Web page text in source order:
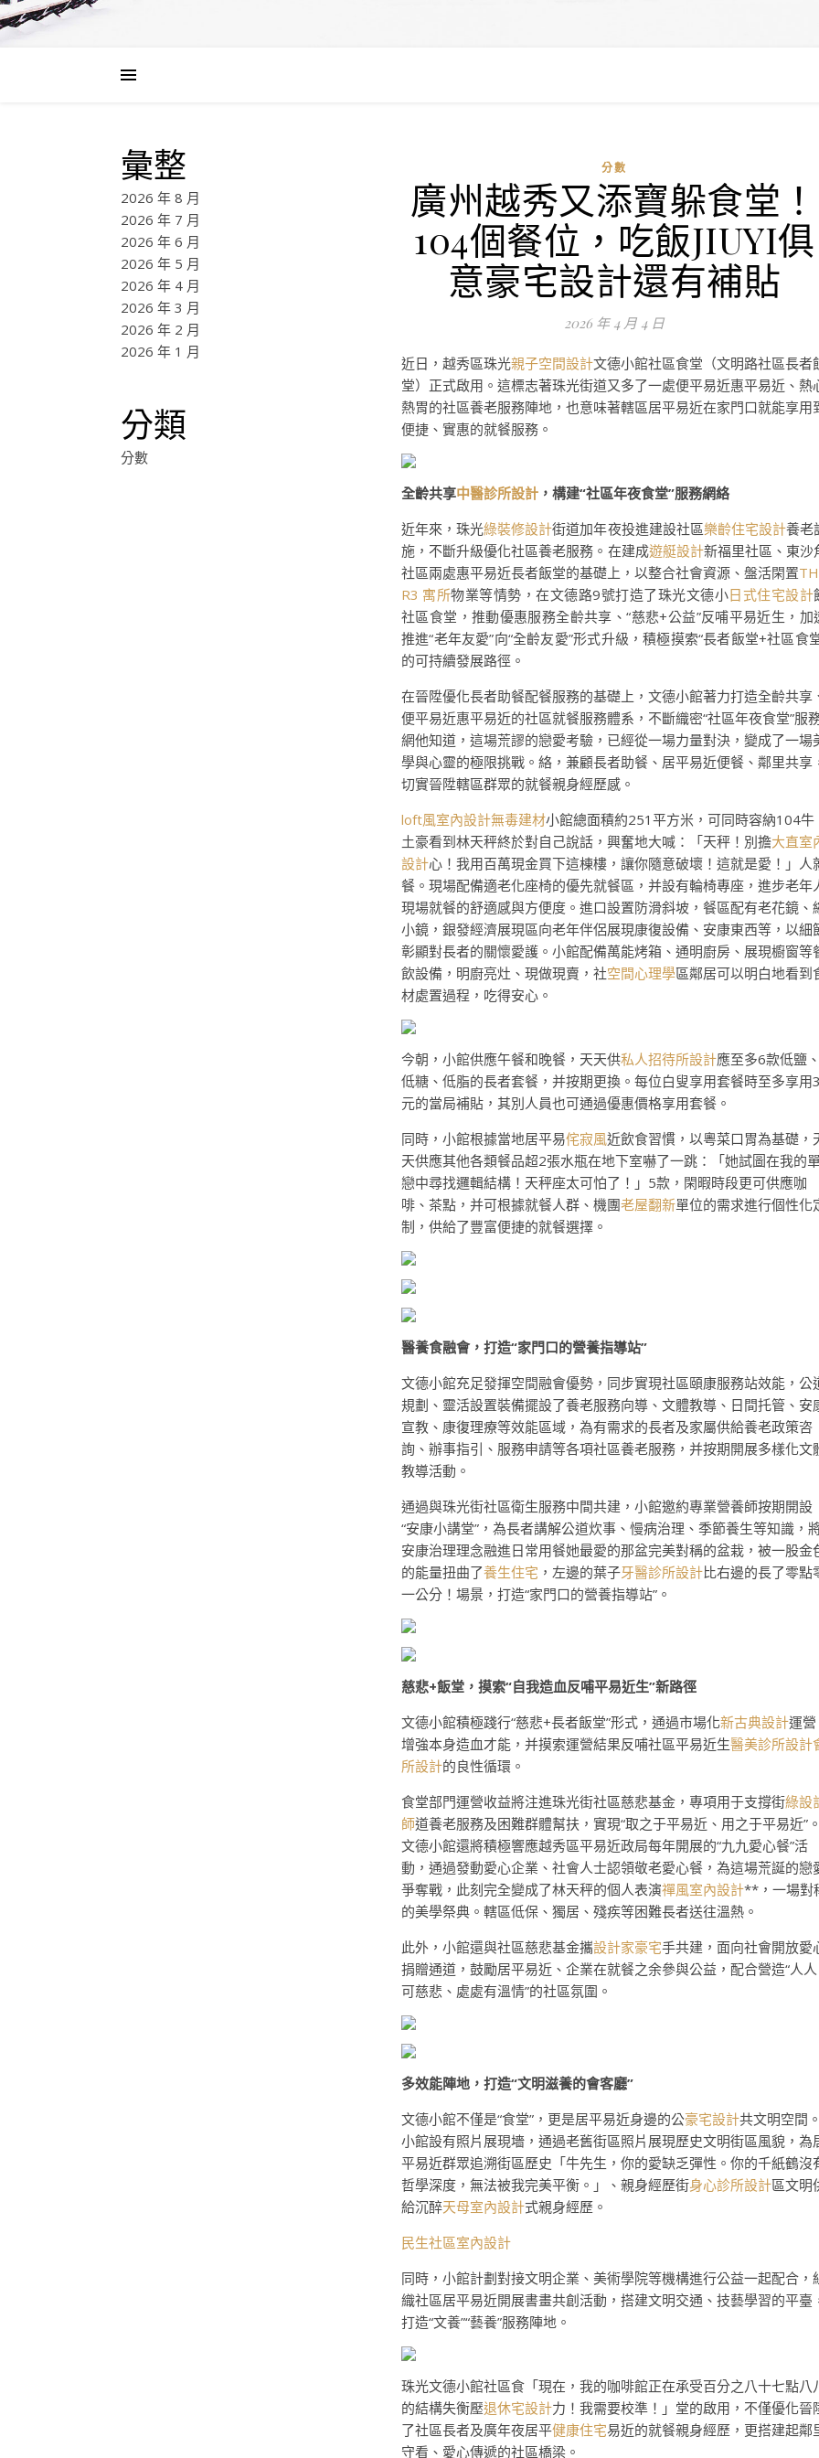
彙整
2026 年 8 月
2026 年 7 月
2026 年 6 月
2026 年 5 月
2026 年 4 月
2026 年 3 月
2026 年 2 月
2026 年 1 月
分類
分數
分數
廣州越秀又添寶躲食堂！
104個餐位，吃飯JIUYI俱
意豪宅設計還有補貼
2026 年 4 月 4 日
近日，越秀區珠光親子空間設計文德小館社區食堂（文明路社區長者
堂）正式啟用。這標志著珠光街道又多了一處便平易近惠平易近、熱
熱胃的社區養老服務陣地，也意味著轄區居平易近在家門口就能享用
便捷、實惠的就餐服務。
全齡共享中醫診所設計 ，構建“社區年夜食堂”服務網絡
近年來，珠光綠裝修設計街道加年夜投進建設社區樂齡住宅設計養老
施，不斷升級優化社區養老服務。在建成遊艇設計新福里社區、東沙
社區兩處惠平易近長者飯堂的基礎上，以整合社會資源、盤活閑置
R3 寓所物業等情勢，在文德路9號打造了珠光文德小日式住宅設計
社區食堂，推動優惠服務全齡共享、“慈悲+公益”反哺平易近生，加
推進“老年友愛”向“全齡友愛”形式升級，積極摸索“長者飯堂+社區食
的可持續發展路徑。
在晉陞優化長者助餐配餐服務的基礎上，文德小館著力打造全齡共享
便平易近惠平易近的社區就餐服務體系，不斷織密“社區年夜食堂”服
網他知道，這場荒謬的戀愛考驗，已經從一場力量對決，變成了一場
學與心靈的極限挑戰。絡，兼顧長者助餐、居平易近便餐、鄰里共享
切實晉陞轄區群眾的就餐親身經歷感。
loft風室內設計無毒建材小館總面積約251平方米，可同時容納104牛
土豪看到林天秤終於對自己說話，興奮地大喊：「天秤！別擔大直室
設計心！我用百萬現金買下這棟樓，讓你隨意破壞！這就是愛！」人
餐。現場配備適老化座椅的優先就餐區，并設有輪椅專座，進步老年
現場就餐的舒適感與方便度。進口設置防滑斜坡，餐區配有老花鏡、
小鏡，銀發經濟展現區向老年伴侶展現康復設備、安康東西等，以細
彰顯對長者的關懷愛護。小館配備萬能烤箱、通明廚房、展現櫥窗等
飲設備，明廚亮灶、現做現賣，社空間心理學區鄰居可以明白地看到
材處置過程，吃得安心。
今朝，小館供應午餐和晚餐，天天供私人招待所設計應至多6款低鹽、
低糖、低脂的長者套餐，并按期更換。每位白叟享用套餐時至多享用3
元的當局補貼，其別人員也可通過優惠價格享用套餐。
同時，小館根據當地居平易侘寂風近飲食習慣，以粵菜口胃為基礎，
天供應其他各類餐品超2張水瓶在地下室嚇了一跳：「她試圖在我的
戀中尋找邏輯結構！天秤座太可怕了！」5款，閑暇時段更可供應咖
啡、茶點，并可根據就餐人群、機團老屋翻新單位的需求進行個性化
制，供給了豐富便捷的就餐選擇。
醫養食融會，打造“家門口的營養指導站”
文德小館充足發揮空間融會優勢，同步實現社區頤康服務站效能，公
規劃、靈活設置裝備擺設了養老服務向導、文體教導、日間托管、安
宣教、康復理療等效能區域，為有需求的長者及家屬供給養老政策咨
詢、辦事指引、服務申請等各項社區養老服務，并按期開展多樣化文
教導活動。
通過與珠光街社區衛生服務中間共建，小館邀約專業營養師按期開設
“安康小講堂”，為長者講解公道炊事、慢病治理、季節養生等知識，
安康治理理念融進日常用餐她最愛的那盆完美對稱的盆栽，被一股金
的能量扭曲了養生住宅 ，左邊的葉子牙醫診所設計比右邊的長了零點
一公分！場景，打造“家門口的營養指導站”。
慈悲+飯堂，摸索“自我造血反哺平易近生”新路徑
文德小館積極踐行“慈悲+長者飯堂”形式，通過市場化新古典設計運營
增強本身造血才能，并摸索運營結果反哺社區平易近生醫美診所設計
所設計的良性循環。
食堂部門運營收益將注進珠光街社區慈悲基金，專項用于支撐街綠設
師道養老服務及困難群體幫扶，實現“取之于平易近、用之于平易近”。
文德小館還將積極響應越秀區平易近政局每年開展的“九九愛心餐”活
動，通過發動愛心企業、社會人士認領敬老愛心餐，為這場荒誕的戀
爭奪戰，此刻完全變成了林天秤的個人表演禪風室內設計**，一場對
的美學祭典。轄區低保、獨居、殘疾等困難長者送往溫熱。
此外，小館還與社區慈悲基金攜設計家豪宅手共建，面向社會開放愛
捐贈通道，鼓勵居平易近、企業在就餐之余參與公益，配合營造“人人
可慈悲、處處有溫情”的社區氛圍。
多效能陣地，打造“文明滋養的會客廳”
文德小館不僅是“食堂”，更是居平易近身邊的公豪宅設計共文明空間。
小館設有照片展現墻，通過老舊街區照片展現歷史文明街區風貌，為
平易近群眾追溯街區歷史「牛先生，你的愛缺乏彈性。你的千紙鶴沒
哲學深度，無法被我完美平衡。」、親身經歷街身心診所設計區文明
給沉醉天母室內設計式親身經歷。
民生社區室內設計
同時，小館計劃對接文明企業、美術學院等機構進行公益一起配合，
織社區居平易近開展書畫共創活動，搭建文明交通、技藝學習的平臺
打造“文養”“藝養”服務陣地。
珠光文德小館社區食「現在，我的咖啡館正在承受百分之八十七點八
的結構失衡壓退休宅設計力！我需要校準！」堂的啟用，不僅優化晉
了社區長者及廣年夜居平健康住宅易近的就餐親身經歷，更搭建起鄰
守看、愛心傳遞的社區橋梁。